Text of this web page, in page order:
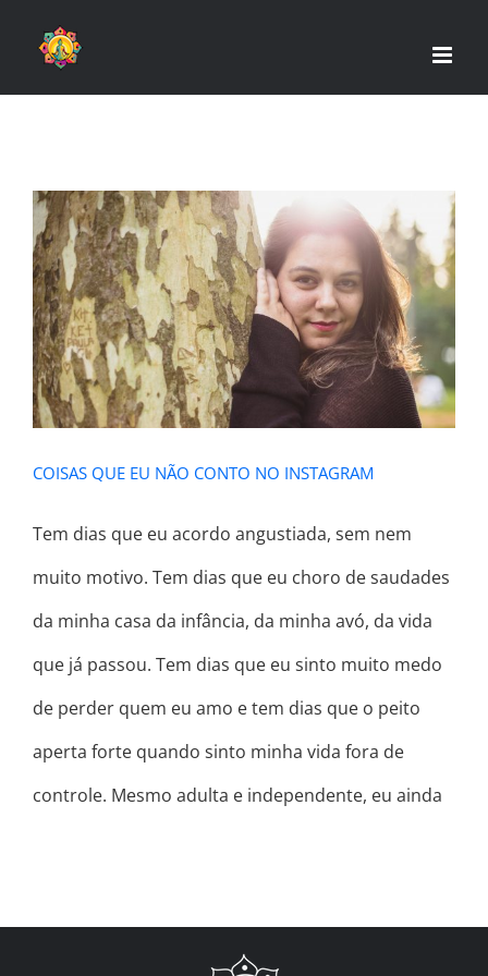
COISAS QUE EU NÃO CONTO NO
INSTAGRAM
COISAS QUE EU NÃO CONTO NO INSTAGRAM
Tem dias que eu acordo angustiada, sem nem
muito motivo. Tem dias que eu choro de saudades
da minha casa da infância, da minha avó, da vida
que já passou. Tem dias que eu sinto muito medo
de perder quem eu amo e tem dias que o peito
aperta forte quando sinto minha vida fora de
controle. Mesmo adulta e independente, eu ainda